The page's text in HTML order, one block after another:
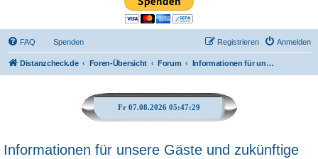
FAQ Spenden Anmelden
Registrieren
Distanzcheck.de Foren-Übersicht Forum Informationen für unsere Gäste und zukünftige User dieses Forums.
Fr 07.08.2026 05:47:29
Informationen für unsere Gäste und zukünftige